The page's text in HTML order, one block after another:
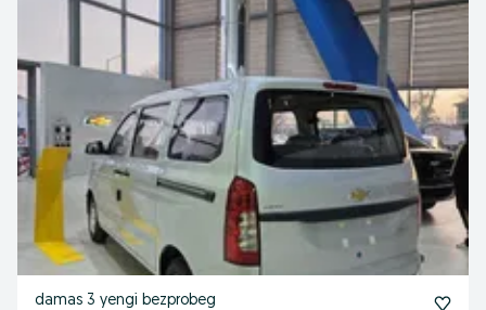
damas 3 yengi bezprobeg